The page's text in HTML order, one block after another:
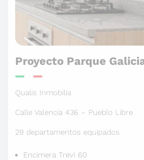
Proyecto Parque
Qualis Inmobilia
Calle Valencia 436 – Pueblo Libre
29 departamentos equipados
Encimera Trevi 60